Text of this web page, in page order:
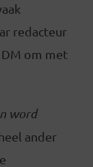
redacteur
om met
word
ander